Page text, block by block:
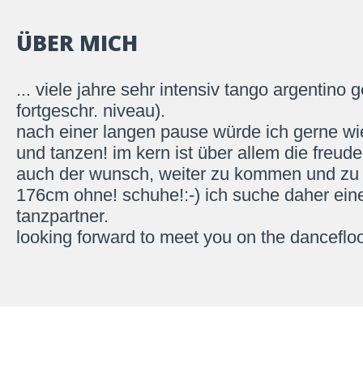
ÜBER MICH
... viele jahre sehr intensiv tango argentino
fortgeschr. niveau).
nach einer langen pause würde ich gerne
und tanzen! im kern ist über allem die
auch der wunsch, weiter zu kommen und
176cm ohne! schuhe!:-) ich suche daher
tanzpartner.
looking forward to meet you on the